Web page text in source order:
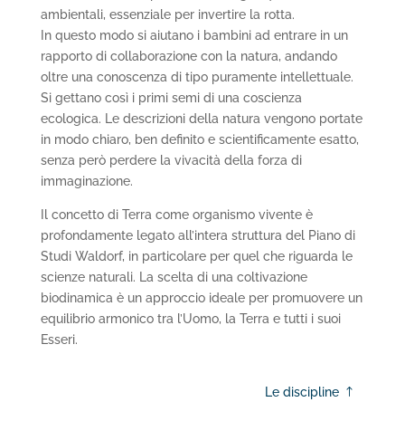
ambientali, essenziale per invertire la rotta.
In questo modo si aiutano i bambini ad entrare in un
rapporto di collaborazione con la natura, andando
oltre una conoscenza di tipo puramente intellettuale.
Si gettano così i primi semi di una coscienza
ecologica. Le descrizioni della natura vengono portate
in modo chiaro, ben definito e scientificamente esatto,
senza però perdere la vivacità della forza di
immaginazione.
Il concetto di Terra come organismo vivente è
profondamente legato all’intera struttura del Piano di
Studi Waldorf, in particolare per quel che riguarda le
scienze naturali. La scelta di una coltivazione
biodinamica è un approccio ideale per promuovere un
equilibrio armonico tra l’Uomo, la Terra e tutti i suoi
Esseri.
Le discipline